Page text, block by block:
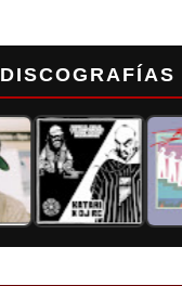
DISCOGRAFÍAS